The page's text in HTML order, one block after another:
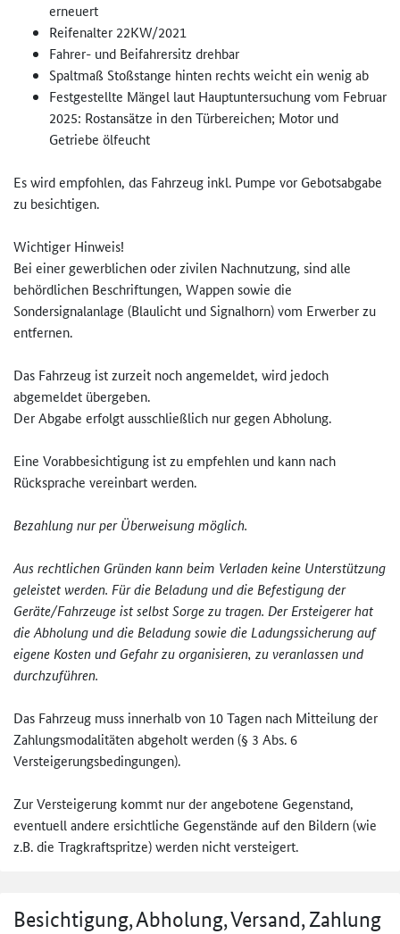
erneuert
Reifenalter 22KW/2021
Fahrer- und Beifahrersitz drehbar
Spaltmaß Stoßstange hinten rechts weicht ein wenig ab
Festgestellte Mängel laut Hauptuntersuchung vom Februar
2025: Rostansätze in den Türbereichen; Motor und
Getriebe ölfeucht
Es wird empfohlen, das Fahrzeug inkl. Pumpe vor Gebotsabgabe
zu besichtigen.
Wichtiger Hinweis!
Bei einer gewerblichen oder zivilen Nachnutzung, sind alle
behördlichen Beschriftungen, Wappen sowie die
Sondersignalanlage (Blaulicht und Signalhorn) vom Erwerber zu
entfernen.
Das Fahrzeug ist zurzeit noch angemeldet, wird jedoch
abgemeldet übergeben.
Der Abgabe erfolgt ausschließlich nur gegen Abholung.
Eine Vorabbesichtigung ist zu empfehlen und kann nach
Rücksprache vereinbart werden.
Bezahlung nur per Überweisung möglich.
Aus rechtlichen Gründen kann beim Verladen keine Unterstützung
geleistet werden. Für die Beladung und die Befestigung der
Geräte/Fahrzeuge ist selbst Sorge zu tragen. Der Ersteigerer hat
die Abholung und die Beladung sowie die Ladungssicherung auf
eigene Kosten und Gefahr zu organisieren, zu veranlassen und
durchzuführen.
Das Fahrzeug muss innerhalb von 10 Tagen nach Mitteilung der
Zahlungsmodalitäten abgeholt werden (§ 3 Abs. 6
Versteigerungsbedingungen).
Zur Versteigerung kommt nur der angebotene Gegenstand,
eventuell andere ersichtliche Gegenstände auf den Bildern (wie
z.B. die Tragkraftspritze) werden nicht versteigert.
Besichtigung, Abholung, Versand, Zahlung